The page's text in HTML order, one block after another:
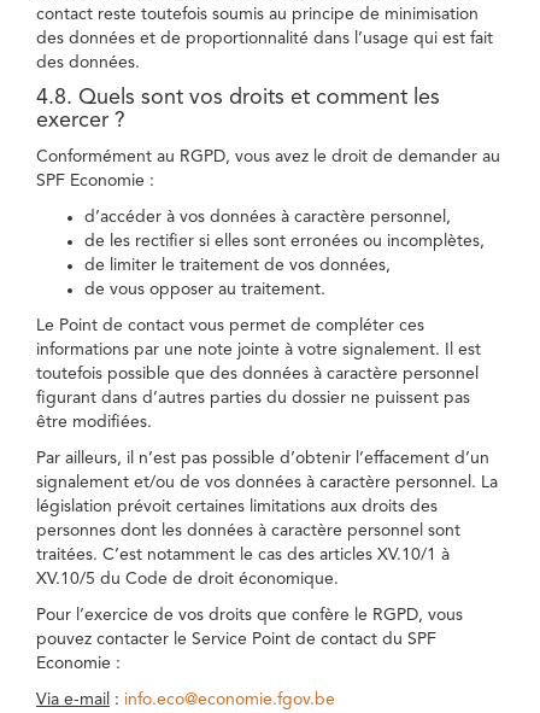
contact reste toutefois soumis au principe de minimisation
des données et de proportionnalité dans l’usage qui est fait
des données.
4.8. Quels sont vos droits et comment les
exercer ?
Conformément au RGPD, vous avez le droit de demander au
SPF Economie :
d’accéder à vos données à caractère personnel,
de les rectifier si elles sont erronées ou incomplètes,
de limiter le traitement de vos données,
de vous opposer au traitement.
Le Point de contact vous permet de compléter ces
informations par une note jointe à votre signalement. Il est
toutefois possible que des données à caractère personnel
figurant dans d’autres parties du dossier ne puissent pas
être modifiées.
Par ailleurs, il n’est pas possible d’obtenir l’effacement d’un
signalement et/ou de vos données à caractère personnel. La
législation prévoit certaines limitations aux droits des
personnes dont les données à caractère personnel sont
traitées. C’est notamment le cas des articles XV.10/1 à
XV.10/5 du Code de droit économique.
Pour l’exercice de vos droits que confère le RGPD, vous
pouvez contacter le Service Point de contact du SPF
Economie :
Via e-mail : info.eco@economie.fgov.be